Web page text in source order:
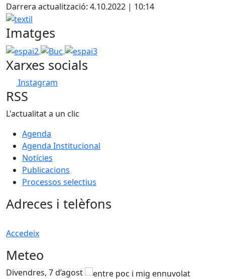
Darrera actualització: 4.10.2022 | 10:14
textil
Imatges
espai2 Buc espai3
Xarxes socials
Instagram
RSS
L'actualitat a un clic
Agenda
Agenda Institucional
Notícies
Publicacions
Processos selectius
Adreces i telèfons
Accedeix
Meteo
Divendres, 7 d’agost